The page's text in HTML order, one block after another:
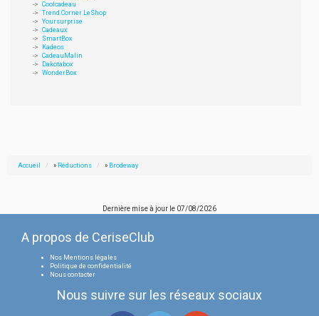
Coolcadeau
Trend Corner LeShop
Yoursurprise
Cadeaux
SmartBox
Kadeos
CadeauMalin
Dakotabox
WonderBox
Accueil » Réductions » Brodeway
Dernière mise à jour le 07/08/2026
A propos de CeriseClub
Nos Mentions légales
Politique de confidentialité
Nous contacter
Nous suivre sur les réseaux sociaux